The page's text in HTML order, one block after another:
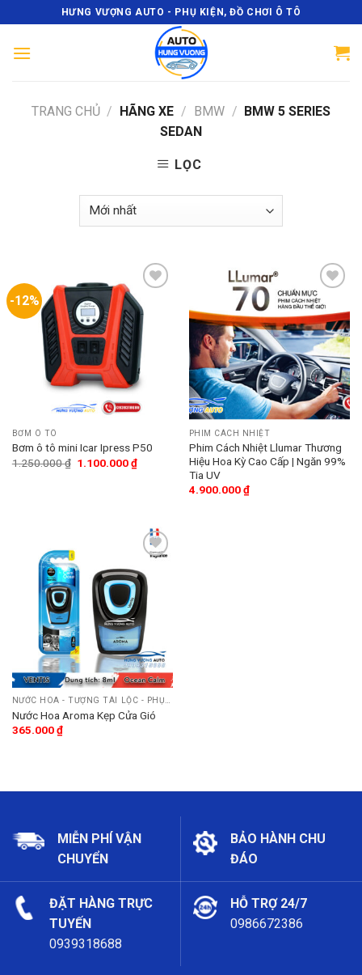
content
HƯNG VƯỢNG AUTO - PHỤ KIỆN, ĐỒ CHƠI Ô TÔ
TRANG CHỦ / HÃNG XE / BMW / BMW 5 SERIES
SEDAN
LỌC
-12%
wishlist
BƠM Ô TÔ
Bơm ô tô mini Icar Ipress P50
1.250.000₫ 1.100.000₫
to
wishlist
PHIM CÁCH NHIỆT
Phim Cách Nhiệt Llumar Thương
Hiệu Hoa Kỳ Cao Cấp | Ngăn 99%
Tia UV
4.900.000₫
to
wishlist
NƯỚC HOA - TƯỢNG TÀI LỘC - PHỤ KIỆN
Nước Hoa Aroma Kẹp Cửa Gió
365.000₫
MIỄN PHÍ VẬN
CHUYỂN
BẢO HÀNH CHU
ĐÁO
ĐẶT HÀNG TRỰC
TUYẾN
0939318688
HỖ TRỢ 24/7
0986672386